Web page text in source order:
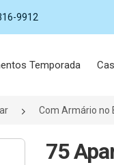
9912
Temporada
Com Armário no
75